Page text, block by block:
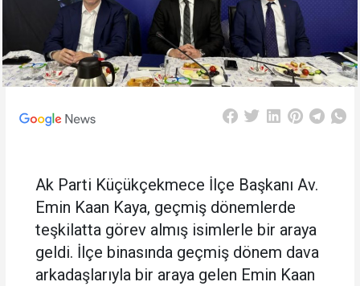
Ak Parti Küçükçekmece İlçe Başkanı Av.
Emin Kaan Kaya, geçmiş dönemlerde
teşkilatta görev almış isimlerle bir araya
geldi. İlçe binasında geçmiş dönem dava
arkadaşlarıyla bir araya gelen Emin Kaan